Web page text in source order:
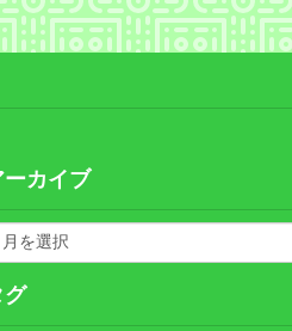
ーカイブ
グ